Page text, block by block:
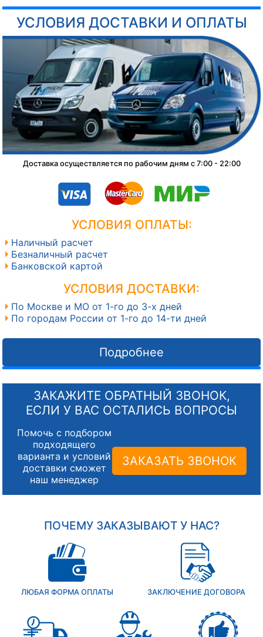
УСЛОВИЯ ДОСТАВКИ И ОПЛАТЫ
Доставка осуществляется по рабочим дням с 7:00 - 22:00
УСЛОВИЯ ОПЛАТЫ:
Наличный расчет
Безналичный расчет
Банковской картой
УСЛОВИЯ ДОСТАВКИ:
По Москве и МО от 1-го до 3-х дней
По городам России от 1-го до 14-ти дней
Подробнее
ЗАКАЖИТЕ ОБРАТНЫЙ ЗВОНОК,
ЕСЛИ У ВАС ОСТАЛИСЬ ВОПРОСЫ
Помочь с подбором
подходящего
варианта и условий
доставки сможет
наш менеджер
ЗАКАЗАТЬ ЗВОНОК
ПОЧЕМУ ЗАКАЗЫВАЮТ У НАС?
ЛЮБАЯ ФОРМА ОПЛАТЫ ЗАКЛЮЧЕНИЕ ДОГОВОРА